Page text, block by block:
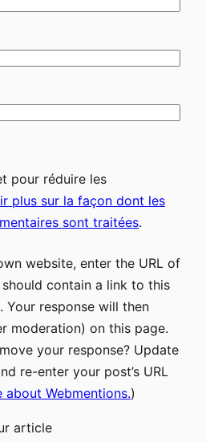
pour réduire les
plus sur la façon dont les
sont traitées.
website, enter the URL of
contain a link to this
Your response will then
moderation) on this page.
your response? Update
re-enter your post’s URL
about Webmentions.)
article